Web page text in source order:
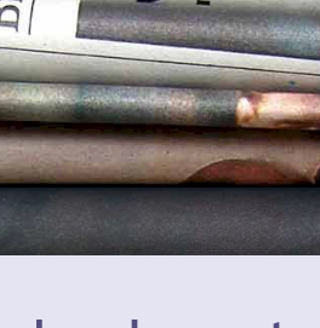
Offerte aanvragen?
Hypotheekvormen
Stappenplan
Tips